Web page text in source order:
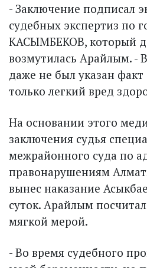
- Заключение подписал
судебных экспертиз по
КАСЫМБЕКОВ, который
возмутилась Арайлым. -
даже не был указан
только легкий вред
На основании этого
заключения судья
межрайонного суда по
правонарушениям
вынес наказание
суток. Арайлым
мягкой мерой.
- Во время судебного